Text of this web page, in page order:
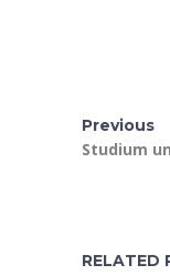
Previous
Studium
RELATED